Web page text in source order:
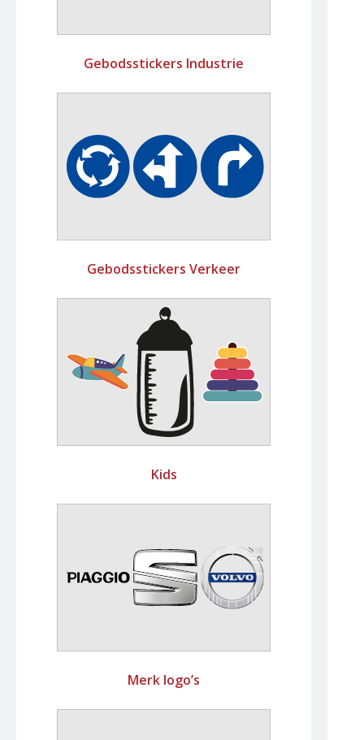
Gebodsstickers Industrie
Gebodsstickers Verkeer
Kids
Merk logo’s